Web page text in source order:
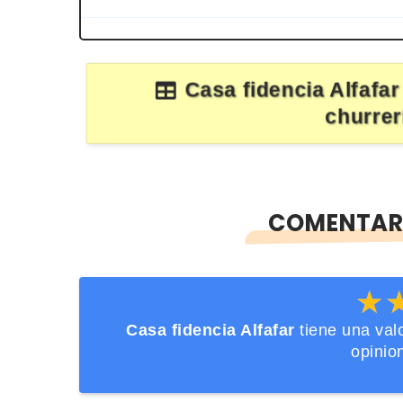
Casa fidencia Alfafar
Casa fidencia Alfafar tiene una